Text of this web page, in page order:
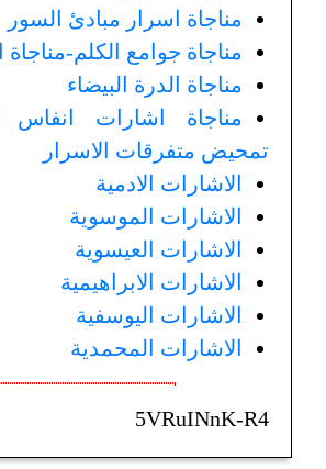
مناجاة اسرار مبادئ السور
مناجاة جوامع الكلم-
مناجاة الدرة البيضاء
مناجاة اشارات انفاس
تمحيض متفرقات الاسرار
الاشارات الادمية
الاشارات الموسوية
الاشارات العيسوية
الاشارات الابراهيمية
الاشارات اليوسفية
الاشارات المحمدية
5VRuINnK-R4